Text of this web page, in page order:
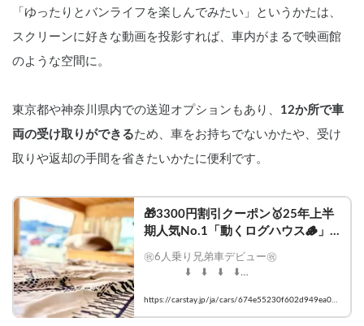
「ゆったりとバンライフを楽しんでみたい」というかたは、
スクリーンに好きな動画を投影すれば、車内がまるで映画館
のような空間に。
東京都や神奈川県内での送迎オプションもあり、 12か所で車
両の受け取りができるため、車をお持ちでないかたや、受け
取りや返却の手間を省きたいかたに便利です。
🎁3300円割引クーポン🥇25年上半
期人気No.1「動くログハウス🪵」
【カップルに大人気✨】【ペット旅
🐕】📌内容充実なのに格安の「オリ
川県横浜市都筑区佐江戸町｜キャン
ピングカーレンタル・カーシェア予
㊗️6人乗り兄弟車デビュー㊗️
    　　　⬇️    ⬇️    ⬇️    ⬇️
https://carstay.jp/ja/cars/6991978e25d3
58fb1a50a40b/
https://carstay.jp/ja/cars/674e55230f602d949ea0d
859/